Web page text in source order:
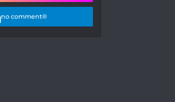
no comment®